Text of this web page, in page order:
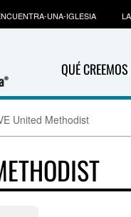
QUÉ CREEMOS
UNA-IGLESIA
United Methodist